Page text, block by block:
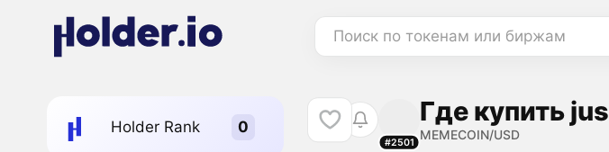
Поиск по токенам или биржам
Holder Rank
#2501
Где купить
MEMECOIN/USD